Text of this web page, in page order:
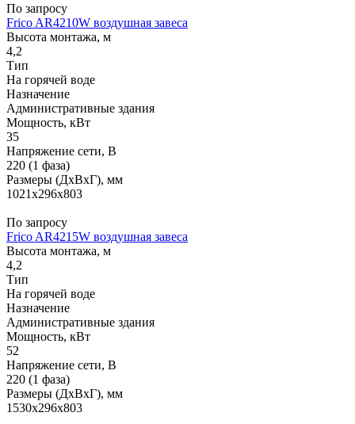
По запросу
Frico AR4210W воздушная завеса
Высота монтажа, м
4,2
Тип
На горячей воде
Назначение
Административные здания
Мощность, кВт
35
Напряжение сети, В
220 (1 фаза)
Размеры (ДхВхГ), мм
1021x296x803
По запросу
Frico AR4215W воздушная завеса
Высота монтажа, м
4,2
Тип
На горячей воде
Назначение
Административные здания
Мощность, кВт
52
Напряжение сети, В
220 (1 фаза)
Размеры (ДхВхГ), мм
1530x296x803